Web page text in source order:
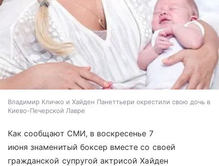
Владимир Кличко и Хайден Панеттьери окрестили свою дочь в
Киево-Печерской Лавре
Как сообщают СМИ, в воскресенье 7
июня знаменитый боксер вместе со своей
гражданской супругой актрисой Хайден